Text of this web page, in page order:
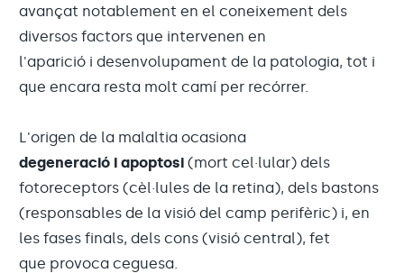
avançat notablement en el coneixement dels
diversos factors que intervenen en
l'aparició i desenvolupament de la patologia, tot i
que encara resta molt camí per recórrer.
L'origen de la malaltia ocasiona
degeneració i apoptosi (mort cel·lular) dels
fotoreceptors (cèl·lules de la retina), dels bastons
(responsables de la visió del camp perifèric) i, en
les fases finals, dels cons (visió central), fet
que provoca ceguesa.